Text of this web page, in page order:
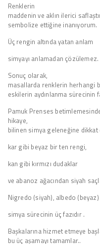
Renklerin
maddenin ve aklın ilerici
sembolize ettiğine inanıyorum.
Üç rengin altında yatan anlam
simyayı anlamadan çözülemez.
Sonuç olarak,
masallarda renklerin herhangi
eskilerin aydınlanma sürecinin
Pamuk Prenses
hikaye,
bilinen simya geleneğine dikkat
kar gibi beyaz bir ten rengi,
kan gibi kırmızı dudaklar
ve abanoz ağacından siyah
Nigredo (siyah), albedo (beyaz)
simya sürecinin üç fazıdır .
Başkalarına hizmet etmeye
bu üç aşamayı tamamlar..